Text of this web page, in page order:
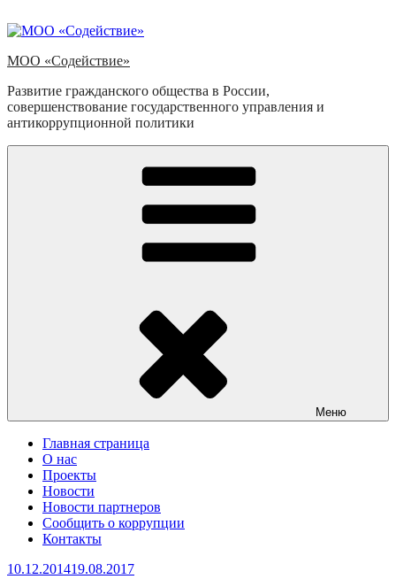
к
МОО «Содействие»
Развитие гражданского общества в России,
совершенствование государственного управления и
антикоррупционной политики
Меню
Главная страница
О нас
Проекты
Новости
Новости партнеров
Сообщить о коррупции
Контакты
Опубликовано
10.12.201419.08.2017